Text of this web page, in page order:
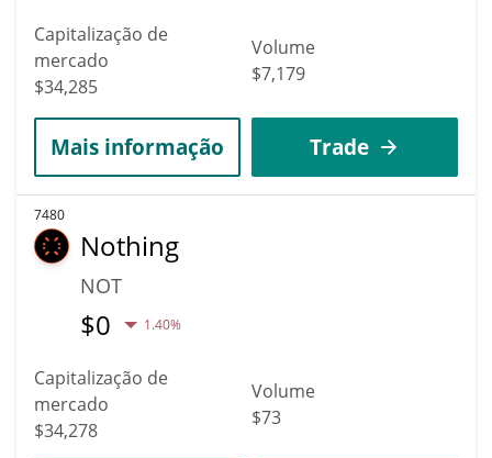
Capitalização de
mercado
$34,285
Volume
$7,179
Mais informação Trade
7480
Nothing
NOT
$0 1.40%
Capitalização de
mercado
$34,278
Volume
$73